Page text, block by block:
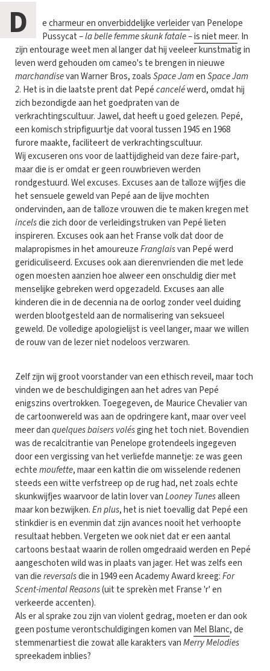
D echarmeur en onverbiddelijke verleidervan Penelope
Pussycat –la belle femme skunk fatale–is niet meer. In
zijn entourage weet men al langer dat hij veeleer kunstmatig in
leven werd gehouden om cameo's te brengen in nieuwe
marchandisevan Warner Bros, zoalsSpace JamenSpace Jam
2. Het is in die laatste prent dat Pepécanceléwerd, omdat hij
zich bezondigde aan het goedpraten van de
verkrachtingscultuur. Jawel, dat heeft u goed gelezen. Pepé,
een komisch stripfiguurtje dat vooral tussen 1945 en 1968
furore maakte, faciliteert de verkrachtingscultuur.
Wij excuseren ons voor de laattijdigheid van deze faire-part,
maar die is er omdat er geen rouwbrieven werden
rondgestuurd. Wel excuses. Excuses aan de talloze wijfjes die
het sensuele geweld van Pepé aan de lijve mochten
ondervinden, aan de talloze vrouwen die te maken kregen met
incelsdie zich door de verleidingstruken van Pepé lieten
inspireren. Excuses ook aan het Franse volk dat door de
malapropismes in het amoureuzeFranglaisvan Pepé werd
geridiculiseerd. Excuses ook aan dierenvrienden die met lede
ogen moesten aanzien hoe alweer een onschuldig dier met
menselijke gebreken werd opgezadeld. Excuses aan alle
kinderen die in de decennia na de oorlog zonder veel duiding
werden blootgesteld aan de normalisering van seksueel
geweld. De volledige apologielijst is veel langer, maar we willen
de rouw van de lezer niet nodeloos verzwaren.
Zelf zijn wij groot voorstander van een ethisch reveil, maar toch
vinden we de beschuldigingen aan het adres van Pepé
enigszins overtrokken. Toegegeven, de Maurice Chevalier van
de cartoonwereld was aan de opdringere kant, maar over veel
meer danquelques baisers volésging het toch niet. Bovendien
was de recalcitrantie van Penelope grotendeels ingegeven
door een vergissing van het verliefde mannetje: ze was geen
echtemoufette, maar een kattin die om wisselende redenen
steeds een witte verfstreep op de rug had, net zoals echte
skunkwijfjes waarvoor de latin lover vanLooney Tunesalleen
maar kon bezwijken.En plus, het is niet toevallig dat Pepé een
stinkdier is en evenmin dat zijn avances nooit het verhoopte
resultaat hebben. Vergeten we ook niet dat er een aantal
cartoons bestaat waarin de rollen omgedraaid werden en Pepé
aangeschoten wild was in plaats van jager. Het was zelfs een
van diereversalsdie in 1949 een Academy Award kreeg:For
Scent-imental Reasons(uit te sprekèn met Franse 'r' en
verkeerde accenten).
Als er al sprake zou zijn van violent gedrag, moeten er dan ook
geen postume verontschuldigingen komen van Mel Blanc, de
stemmenartiest die zowat alle karakters vanMerry Melodies
spreekadem inblies?